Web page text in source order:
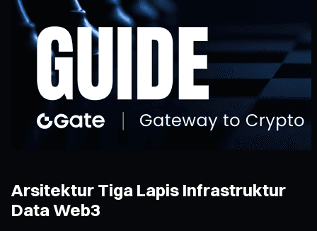
Arsitektur Tiga Lapis Infrastruktur
Data Web3